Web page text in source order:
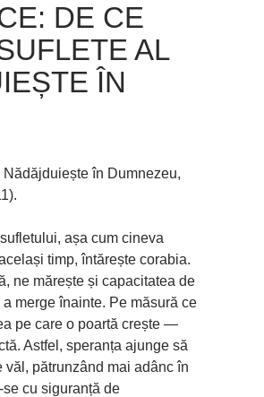
DE CE
AL
ÎN
în Dumnezeu,
așa cum cineva
timp, întărește corabia.
ne mărește și capacitatea de
merge înainte. Pe măsură ce
pe care o poartă crește —
Astfel, speranța ajunge să
pătrunzând mai adânc în
cu siguranță de